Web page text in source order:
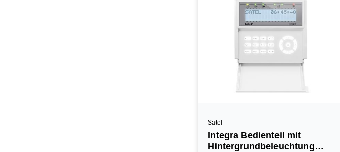
Satel
Integra Bedienteil mit
Hintergrundbeleuchtung